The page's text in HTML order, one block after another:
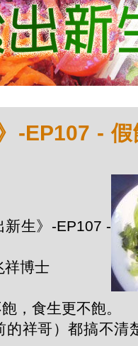
-EP107 -
新生》-EP107 -
祥博士
，食生更不飽。
的祥哥）都搞不清